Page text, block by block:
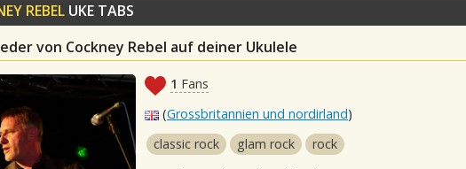
REBEL UKE TABS
von Cockney Rebel auf deiner Ukulele
1 Fans
(Grossbritannien und nordirland)
classic rock
glam rock
rock